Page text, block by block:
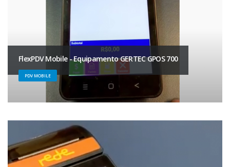
FlexPDV Mobile - Equipamento GERTEC GPOS 700
PDV MOBILE